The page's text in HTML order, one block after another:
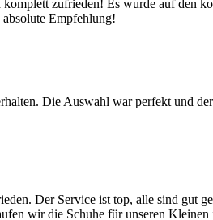
zufrieden! Es wurde auf den
Empfehlung!
Die Auswahl war perfekt und
Der Service ist top, alle sind gut
wir die Schuhe für unseren